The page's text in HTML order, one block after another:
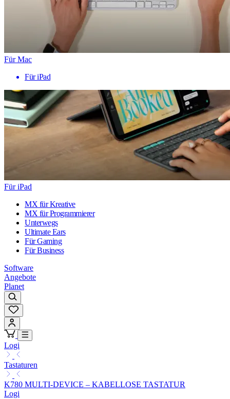
Für Mac
Für iPad
Für iPad
MX für Kreative
MX für Programmierer
Unterwegs
Ultimate Ears
Für Gaming
Für Business
Software
Angebote
Planet
Logi
Tastaturen
K780 MULTI-DEVICE – KABELLOSE TASTATUR
Logi